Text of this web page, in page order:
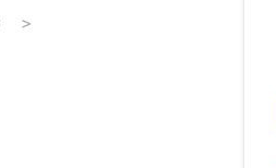
>